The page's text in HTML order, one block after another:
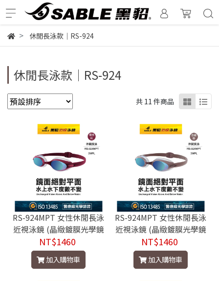
休閒長泳款｜RS-924
休閒長泳款｜RS-924
共 11 件商品
RS-924MPT 女性休閒長泳
近視泳鏡 (晶緻鍍膜光學鏡
片) - RS-924MPT C6櫻桃
紅
NT$1460
加入購物車
RS-924MPT 女性休閒長泳
近視泳鏡 (晶緻鍍膜光學鏡
片) - RS-924MPT CAB豆蔻
粉
NT$1460
加入購物車